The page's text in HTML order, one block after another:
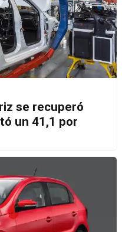
se recuperó
un 41,1 por